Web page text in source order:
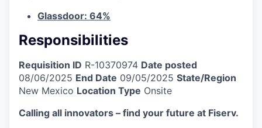
Glassdoor: 64%
Responsibilities
Requisition ID R-10370974 Date posted
08/06/2025 End Date 09/05/2025 State/Region
New Mexico Location Type Onsite
Calling all innovators – find your future at Fiserv.